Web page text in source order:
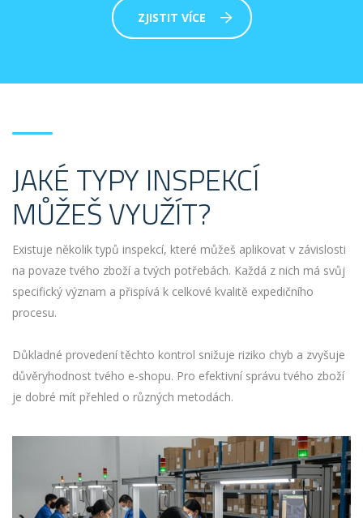
ZJISTIT VÍCE
JAKÉ TYPY INSPEKCÍ
MŮŽEŠ VYUŽÍT?
Existuje několik typů inspekcí, které můžeš aplikovat v závislosti
na povaze tvého zboží a tvých potřebách. Každá z nich má svůj
specifický význam a přispívá k celkové kvalitě expedičního
procesu.
Důkladné provedení těchto kontrol snižuje riziko chyb a zvyšuje
důvěryhodnost tvého e-shopu. Pro efektivní správu tvého zboží
je dobré mít přehled o různých metodách.